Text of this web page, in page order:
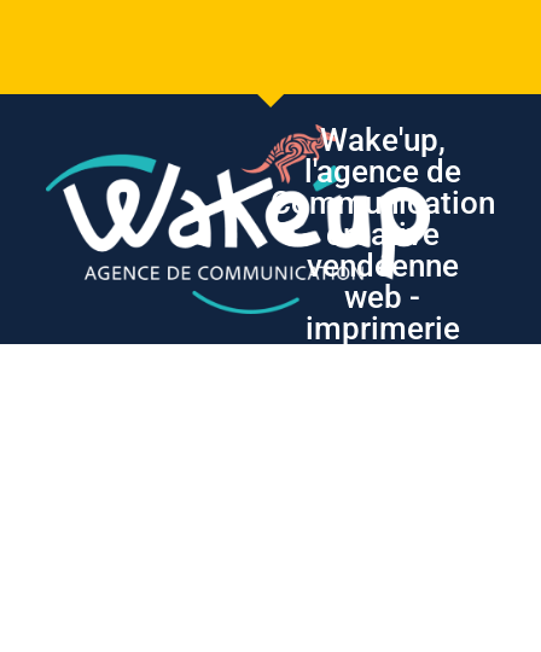
Wake'up,
l'agence de
Communication
créative
vendéenne
web -
imprimerie